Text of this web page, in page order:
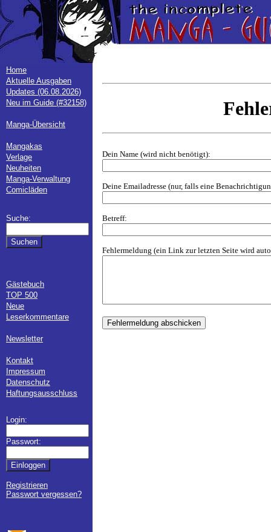
Home
Aktuelle Ausgaben
Updates (06.08.2026)
Neu im Guide (#32158)
Manga-Übersicht
Mangakas
Verlage
Neuheiten
Manga-Verwaltung
Comicläden
Suche:
Gästebuch
TOP 500
Neue
Leserkommentare
Newsletter
Kontakt
Impressum
Datenschutz
Haftungsausschluss
Login:
Passwort:
Registrieren
Passwort vergessen?
Dein Name (wird nicht benötigt):
Deine Emailadresse (nur, falls eine
Betreff:
Fehlermeldung (ein Link zur letzten Seite wird
Fehlermeldung abschicken